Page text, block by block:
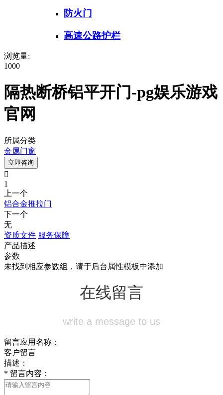
防火门
高速公路护栏
浏览量:
1000
隔热断桥铝平开门-pg娱乐游戏
官网
所属分类
金属门窗
立即咨询

1
上一个
铝合金推拉门
下一个
无
资质文件 服务保障
产品描述
参数
未找到相应参数组，请于后台属性模板中添加
在线留言
write a message to us
留言应用名称：
客户留言
描述：
* 留言内容：